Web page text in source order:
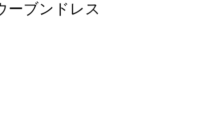
ーブンドレス